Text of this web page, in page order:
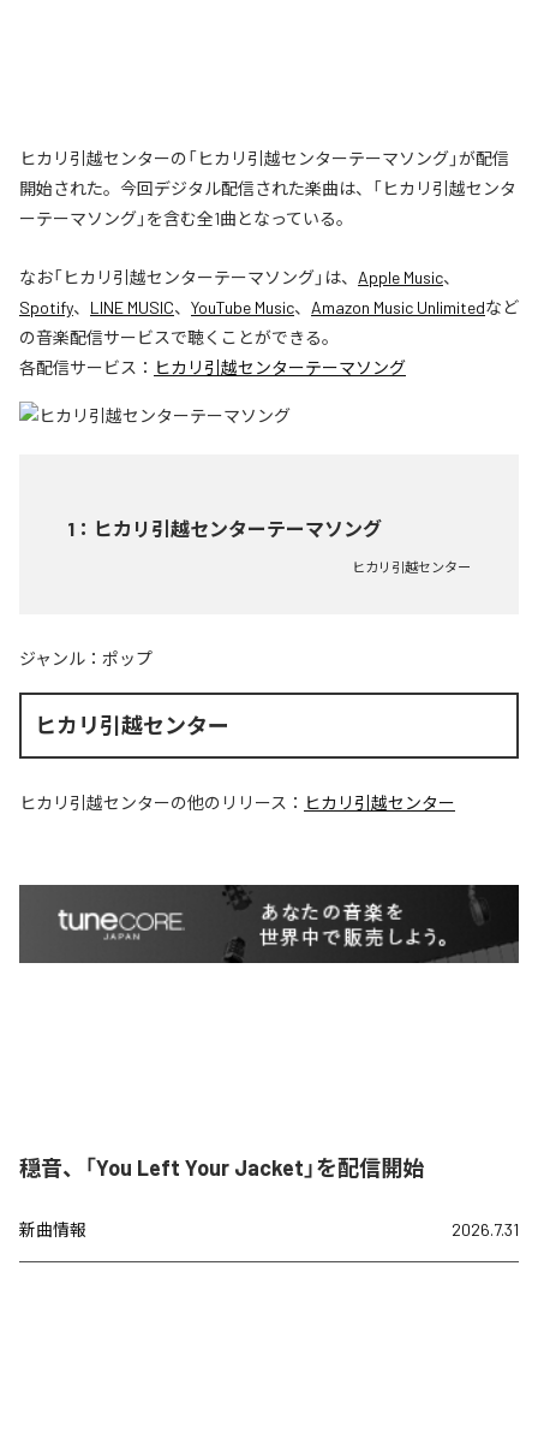
ヒカリ引越センターの「ヒカリ引越センターテーマソング」が配信
開始された。今回デジタル配信された楽曲は、「ヒカリ引越センタ
ーテーマソング」を含む全1曲となっている。
なお「ヒカリ引越センターテーマソング」は、 Apple Music、
Spotify、 LINE MUSIC、 YouTube Music、 Amazon Music Unlimitedなど
の音楽配信サービスで聴くことができる。
各配信サービス： ヒカリ引越センターテーマソング
1 ： ヒカリ引越センターテーマソング
ヒカリ引越センター
ジャンル： ポップ
ヒカリ引越センター
ヒカリ引越センターの他のリリース： ヒカリ引越センター
穏音、「You Left Your Jacket」を配信開始
新曲情報 2026.7.31